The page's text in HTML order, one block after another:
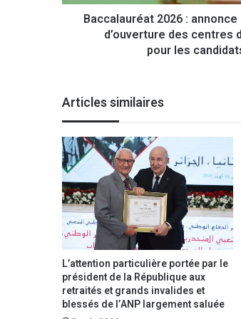
r
6
:
a
n
n
o
n
c
e
d
e
h
o
r
Baccalauréat 2026 :
d’ouverture des centres
pour les
Articles similaires
L’attention particulière portée par le
président de la République aux
retraités et grands invalides et
blessés de l’ANP largement saluée